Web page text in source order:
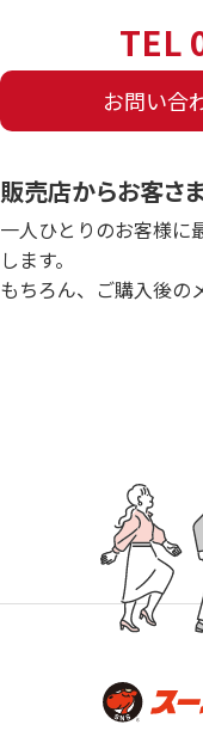
TEL
お問い合
販売店からお客さ
一人ひとりのお客様に
します。
もちろん、ご購入後の